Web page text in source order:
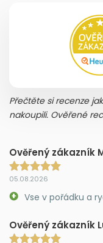
Přečtěte si recenze
nakoupili. Ověřené
Ověřený zákazník
05.08.2026
Vse v pořádku a
Ověřený zákazník